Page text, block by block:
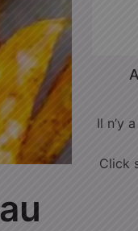
Il n’y
Click